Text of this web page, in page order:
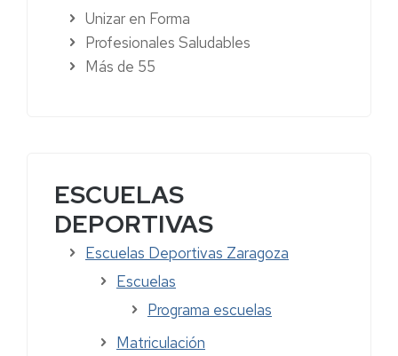
Unizar en Forma
Profesionales Saludables
Más de 55
ESCUELAS
DEPORTIVAS
Escuelas Deportivas Zaragoza
Escuelas
Programa escuelas
Matriculación